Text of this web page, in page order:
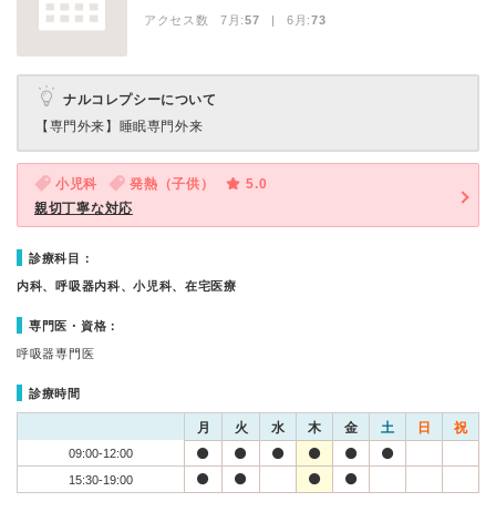
アクセス数 7月:57 | 6月:73
ナルコレプシーについて
【専門外来】 睡眠専門外来
小児科 発熱（子供）
5.0
親切丁寧な対応
診療科目：
内科、呼吸器内科、小児科、在宅医療
専門医・資格：
呼吸器専門医
診療時間
月 火 水 木 金 土 日 祝
09:00-12:00
15:30-19:00